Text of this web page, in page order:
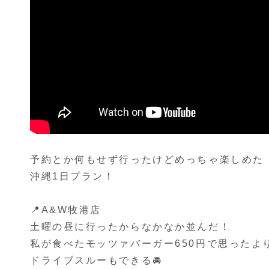
予約とか何もせず行ったけどめっちゃ楽しめた
沖縄1日プラン！
📍A&W牧港店
土曜の昼に行ったからなかなか並んだ！
私が食べたモッツァバーガー650円で思ったよ
ドライブスルーもできる🚘